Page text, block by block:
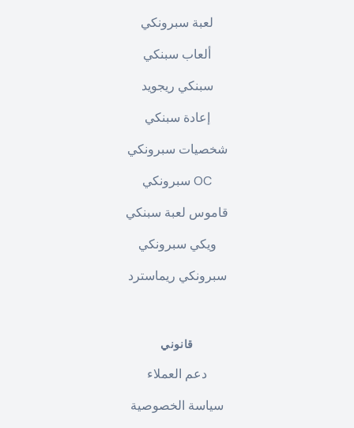
لعبة سبرونكي
ألعاب سبنكي
سبنكي ريجويد
إعادة سبنكي
شخصيات سبرونكي
سبرونكي OC
قاموس لعبة سبنكي
ويكي سبرونكي
سبرونكي ريماسترد
قانوني
دعم العملاء
سياسة الخصوصية